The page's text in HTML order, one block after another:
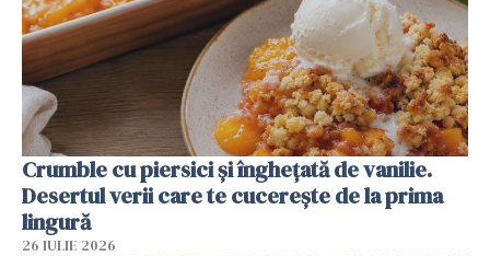
Crumble cu piersici și înghețată de vanilie.
Desertul verii care te cucerește de la prima
lingură
26 IULIE 2026